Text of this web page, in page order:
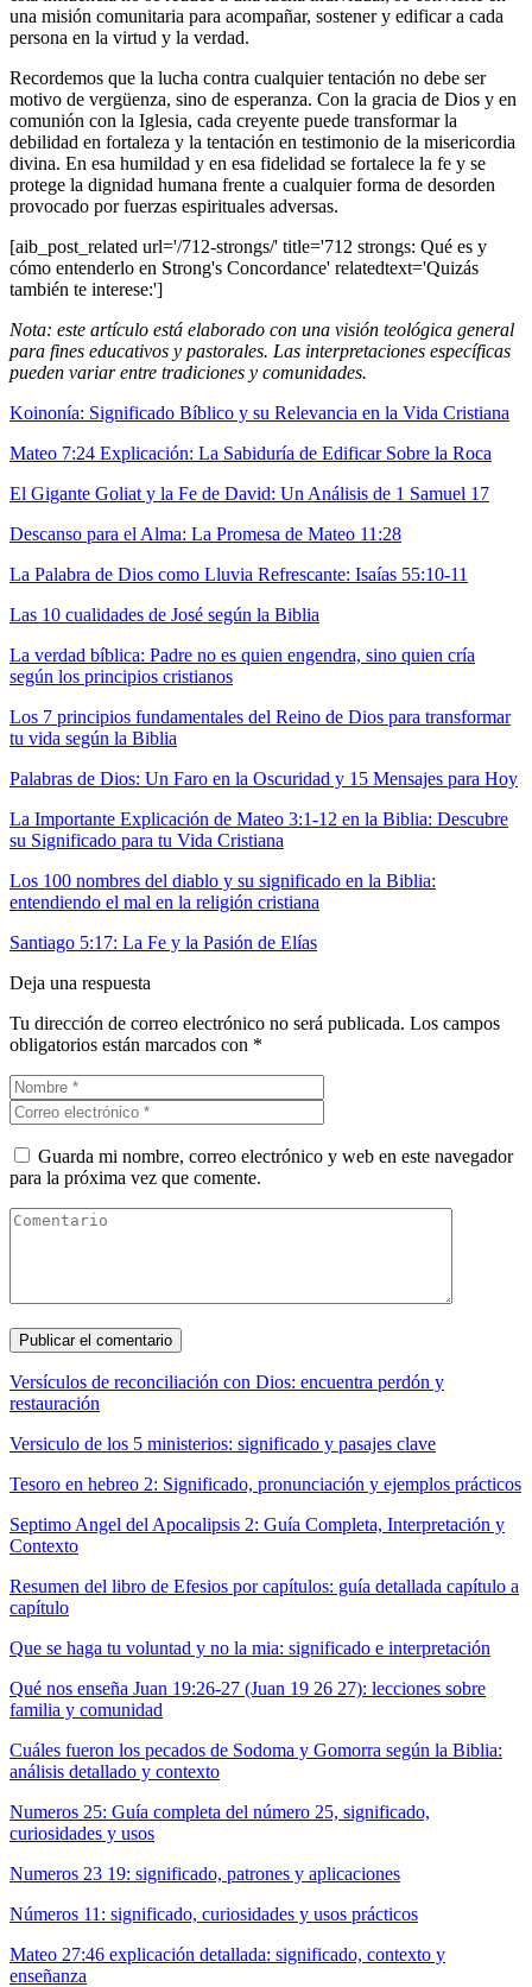
una misión comunitaria para acompañar, sostener y edificar a cada
persona en la virtud y la verdad.
Recordemos que la lucha contra cualquier tentación no debe ser
motivo de vergüenza, sino de esperanza. Con la gracia de Dios y en
comunión con la Iglesia, cada creyente puede transformar la
debilidad en fortaleza y la tentación en testimonio de la misericordia
divina. En esa humildad y en esa fidelidad se fortalece la fe y se
protege la dignidad humana frente a cualquier forma de desorden
provocado por fuerzas espirituales adversas.
[aib_post_related url='/712-strongs/' title='712 strongs: Qué es y
cómo entenderlo en Strong's Concordance' relatedtext='Quizás
también te interese:']
Nota: este artículo está elaborado con una visión teológica general
para fines educativos y pastorales. Las interpretaciones específicas
pueden variar entre tradiciones y comunidades.
Koinonía: Significado Bíblico y su Relevancia en la Vida Cristiana
Mateo 7:24 Explicación: La Sabiduría de Edificar Sobre la Roca
El Gigante Goliat y la Fe de David: Un Análisis de 1 Samuel 17
Descanso para el Alma: La Promesa de Mateo 11:28
La Palabra de Dios como Lluvia Refrescante: Isaías 55:10-11
Las 10 cualidades de José según la Biblia
La verdad bíblica: Padre no es quien engendra, sino quien cría
según los principios cristianos
Los 7 principios fundamentales del Reino de Dios para transformar
tu vida según la Biblia
Palabras de Dios: Un Faro en la Oscuridad y 15 Mensajes para Hoy
La Importante Explicación de Mateo 3:1-12 en la Biblia: Descubre
su Significado para tu Vida Cristiana
Los 100 nombres del diablo y su significado en la Biblia:
entendiendo el mal en la religión cristiana
Santiago 5:17: La Fe y la Pasión de Elías
Deja una respuesta
Tu dirección de correo electrónico no será publicada. Los campos
obligatorios están marcados con *
Guarda mi nombre, correo electrónico y web en este navegador
para la próxima vez que comente.
Versículos de reconciliación con Dios: encuentra perdón y
restauración
Versiculo de los 5 ministerios: significado y pasajes clave
Tesoro en hebreo 2: Significado, pronunciación y ejemplos prácticos
Septimo Angel del Apocalipsis 2: Guía Completa, Interpretación y
Contexto
Resumen del libro de Efesios por capítulos: guía detallada capítulo a
capítulo
Que se haga tu voluntad y no la mia: significado e interpretación
Qué nos enseña Juan 19:26-27 (Juan 19 26 27): lecciones sobre
familia y comunidad
Cuáles fueron los pecados de Sodoma y Gomorra según la Biblia:
análisis detallado y contexto
Numeros 25: Guía completa del número 25, significado,
curiosidades y usos
Numeros 23 19: significado, patrones y aplicaciones
Números 11: significado, curiosidades y usos prácticos
Mateo 27:46 explicación detallada: significado, contexto y
enseñanza